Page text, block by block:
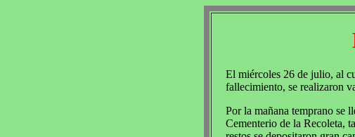
El miércoles 26 de julio, al
fallecimiento, se realizaron
Por la mañana temprano se
Cementerio de la Recoleta,